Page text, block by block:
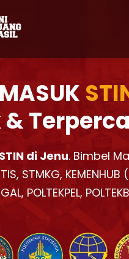
di Jenu. Bimbel
STMKG, KEMENHUB
POLTEKPEL,